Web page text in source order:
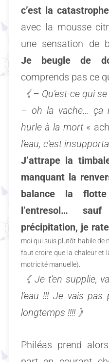
c’est la
avec la mousse
une sensation de
Je beugle de
comprends pas ce
《 – Qu’est-ce qui
– oh la vache… ça
hurle à la mort «
l’eau, c’est
J’attrape la
manquant la
balance la
l’entresol…
précipitation, je
moi qui suis plutôt habile de
faut croire que la chaleur et
motricité manuelle).
《Je t’en supplie,
l’eau !!! Je vais
longtemps !!!! 》
Philéas prend